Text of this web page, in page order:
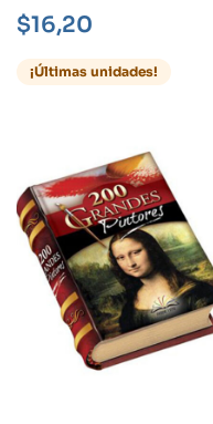
-LAS VIDAS SECRETAS
DEL CUADRO MÁS
CARO DEL MUNDO-
$16,20
¡Últimas unidades!